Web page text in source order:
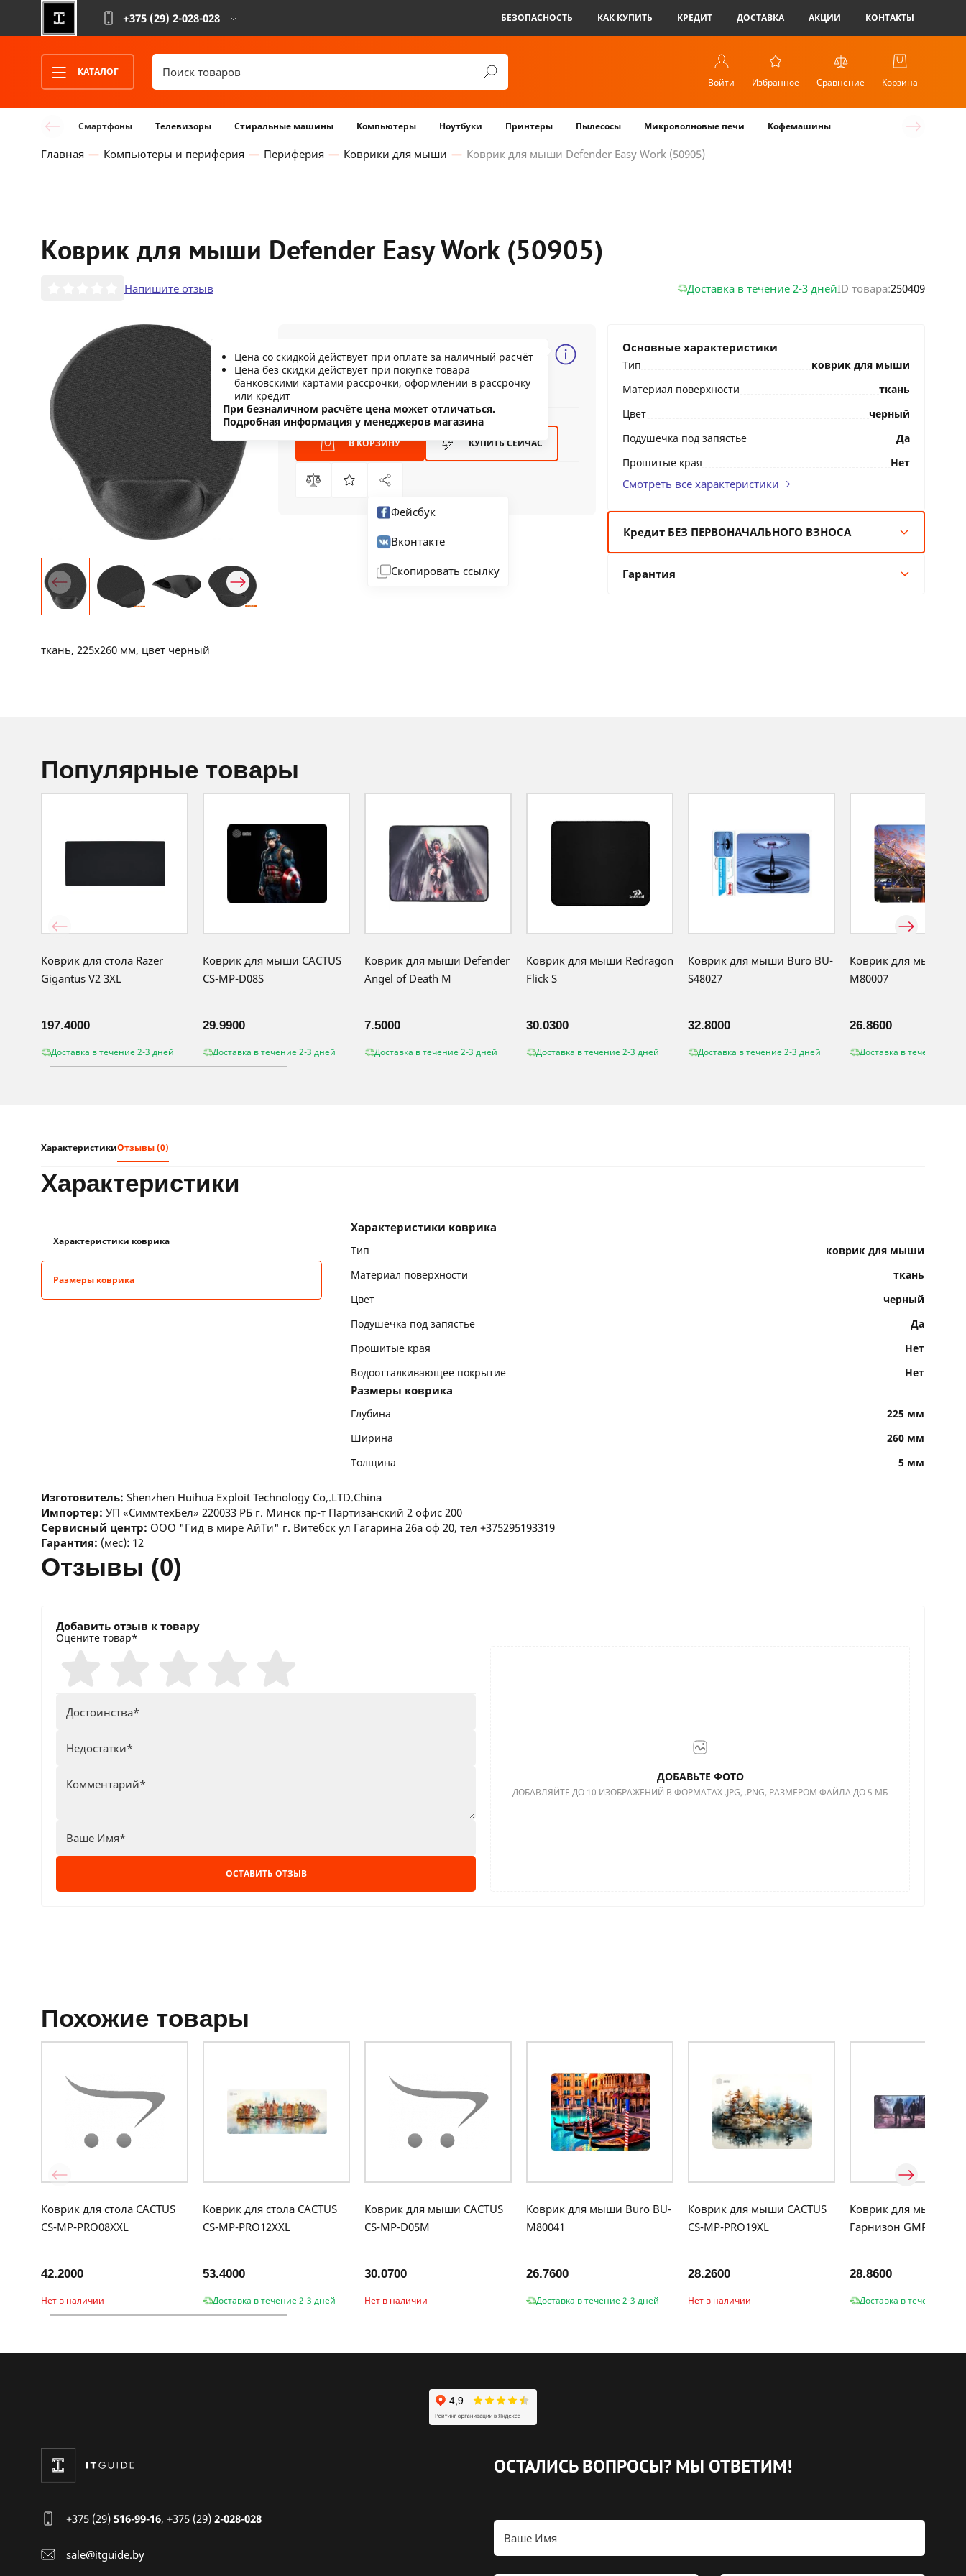
+375 (29) 2-028-028 БЕЗОПАСНОСТЬ КАК КУПИТЬ КРЕДИТ ДОСТАВКА АКЦИИ КОНТАКТЫ
КАТАЛОГ
Войти
Избранное Сравнение Корзина
Смартфоны Телевизоры Стиральные машины Компьютеры Ноутбуки Принтеры Пылесосы Микроволновые печи Кофемашины
Главная Компьютеры и периферия Периферия Коврики для мыши Коврик для мыши Defender Easy Work (50905)
Коврик для мыши Defender Easy Work (50905)
Напишите отзыв Доставка в течение 2-3 днейID товара:250409
6.56 BYN6.89
Цена со скидкой действует при оплате за наличный расчёт
Цена без скидки действует при покупке товара
банковскими картами рассрочки, оформлении в рассрочку
или кредит
При безналичном расчёте цена может отличаться.
Подробная информация у менеджеров магазина
Сообщить о снижении цены
В КОРЗИНУ КУПИТЬСЕЙЧАС
Фейсбук
Вконтакте
Скопировать ссылку
Основные характеристики
Тип
коврик для мыши
Материал поверхности
ткань
Цвет
черный
Подушечка под запястье
Да
Прошитые края
Нет
Смотреть все характеристики
Кредит БЕЗ ПЕРВОНАЧАЛЬНОГО ВЗНОСА
12 мес:1 BYN/мес
Гарантия
ткань, 225x260 мм, цвет черный
популярные товары
Коврик для стола Razer
Gigantus V2 3XL
197.4000
Доставка в течение 2-3 дней
Коврик для мыши CACTUS
CS-MP-D08S
29.9900
Доставка в течение 2-3 дней
Коврик для мыши Defender
Angel of Death M
7.5000
Доставка в течение 2-3 дней
Коврик для мыши Redragon
Flick S
30.0300
Доставка в течение 2-3 дней
Коврик для мыши Buro BU-
S48027
32.8000
Доставка в течение 2-3 дней
Коврик для мыши
M80007
26.8600
Доставка в течение 2-3
ХарактеристикиОтзывы (0)
характеристики
Характеристики коврика
Размеры коврика
Характеристики коврика
Тип
коврик для мыши
Материал поверхности
ткань
Цвет
черный
Подушечка под запястье
Да
Прошитые края
Нет
Водоотталкивающее покрытие
Нет
Размеры коврика
Глубина
225 мм
Ширина
260 мм
Толщина
5 мм
Изготовитель: Shenzhen Huihua Exploit Technology Co,.LTD.China
Импортер: УП «СиммтехБел» 220033 РБ г. Минск пр-т Партизанский 2 офис 200
Сервисный центр: ООО "Гид в мире АйТи" г. Витебск ул Гагарина 26а оф 20, тел +375295193319
Гарантия: (мес): 12
отзывы (0)
Добавить отзыв к товару
Оцените товар*
ДОБАВЬТЕ ФОТО
ДОБАВЛЯЙТЕ ДО 10 ИЗОБРАЖЕНИЙ В ФОРМАТАХ .JPG, .PNG, РАЗМЕРОМ ФАЙЛА ДО 5 МБ
ОСТАВИТЬ ОТЗЫВ
похожие товары
Коврик для стола CACTUS
CS-MP-PRO08XXL
42.2000
Нет в наличии
Коврик для стола CACTUS
CS-MP-PRO12XXL
53.4000
Доставка в течение 2-3 дней
Коврик для мыши CACTUS
CS-MP-D05M
30.0700
Нет в наличии
Коврик для мыши Buro BU-
M80041
26.7600
Доставка в течение 2-3 дней
Коврик для мыши CACTUS
CS-MP-PRO19XL
28.2600
Нет в наличии
Коврик для мыши
Гарнизон GMP-300
28.8600
Доставка в течение 2-3
+375 (29) 516-99-16, +375 (29) 2-028-028
sale@itguide.by
ОСТАЛИСЬ ВОПРОСЫ? МЫ ОТВЕТИМ!